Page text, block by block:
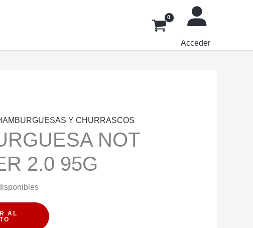
Acceder
Y CHURRASCOS
NOT
2.0 95G
AL